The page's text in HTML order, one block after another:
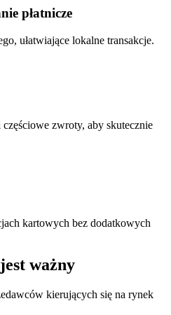
płatnicze
ułatwiające lokalne transakcje.
częściowe zwroty, aby skutecznie
kartowych bez dodatkowych
ważny
kierujących się na rynek